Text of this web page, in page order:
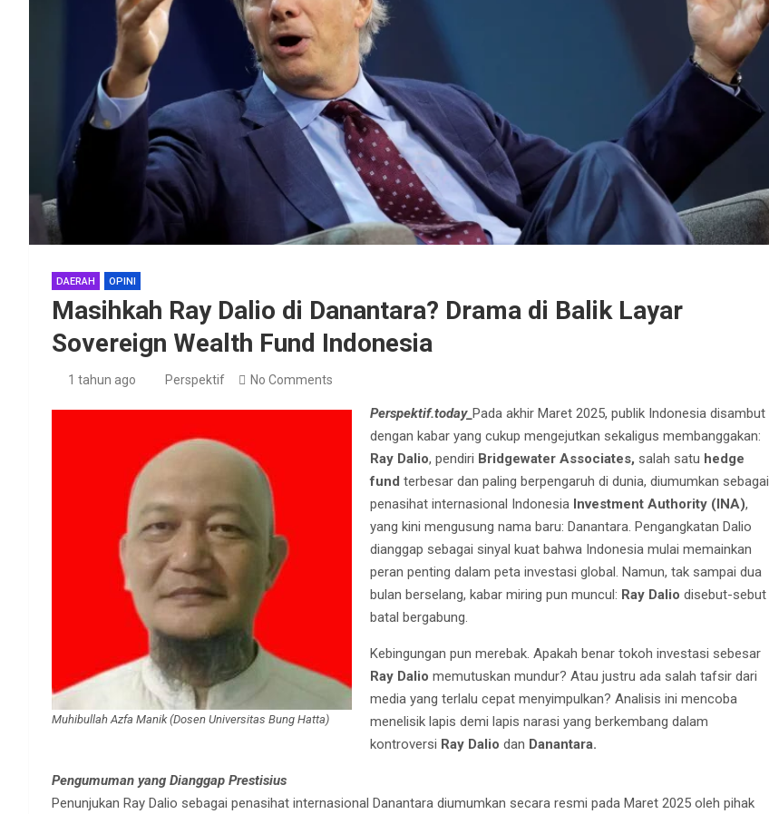
DAERAH OPINI
Masihkah Ray Dalio di Danantara? Drama di Balik Layar
Sovereign Wealth Fund Indonesia
1 tahun ago Perspektif No Comments
Muhibullah Azfa Manik (Dosen Universitas Bung Hatta)
Perspektif.today_ Pada akhir Maret 2025, publik Indonesia disambut
dengan kabar yang cukup mengejutkan sekaligus membanggakan:
Ray Dalio, pendiri Bridgewater Associates, salah satu hedge
fund terbesar dan paling berpengaruh di dunia, diumumkan sebagai
penasihat internasional Indonesia Investment Authority (INA),
yang kini mengusung nama baru: Danantara. Pengangkatan Dalio
dianggap sebagai sinyal kuat bahwa Indonesia mulai memainkan
peran penting dalam peta investasi global. Namun, tak sampai dua
bulan berselang, kabar miring pun muncul: Ray Dalio disebut-sebut
batal bergabung.
Kebingungan pun merebak. Apakah benar tokoh investasi sebesar
Ray Dalio memutuskan mundur? Atau justru ada salah tafsir dari
media yang terlalu cepat menyimpulkan? Analisis ini mencoba
menelisik lapis demi lapis narasi yang berkembang dalam
kontroversi Ray Dalio dan Danantara.
Pengumuman yang Dianggap Prestisius
Penunjukan Ray Dalio sebagai penasihat internasional Danantara diumumkan secara resmi pada Maret 2025 oleh pihak